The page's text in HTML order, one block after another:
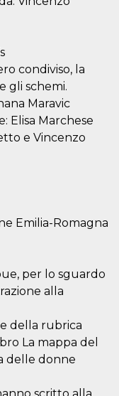
condiviso, la
gli schemi.
Maravic
Elisa Marchese
e Vincenzo
Emilia-Romagna
per lo sguardo
alla
della rubrica
La mappa del
delle donne
1 year
This cookie
trusted web
traffic and
override any
restrictions
based on
the visitor's
IP address. It
is essential
against
sites built
with
Wordpress.
not the
cookies